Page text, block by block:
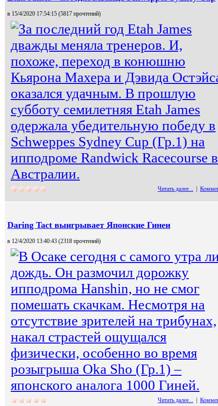
в 15/4/2020 17:54:15 (5817 прочтений)
За последний год Etah James
дважды меняла тренеров. И,
похоже, переход в конюшню
Кьярона Махера и Дэвида
оказался удачным. В прошлую
субботу семилетняя Etah James
одержала убедительную победу в
Schweppes Sydney Cup (Гр.1) на
ипподроме Randwick Racecourse в
Австралии.
Читать далее... |
Daring Tact выигрывает Японские Гинеи
в 12/4/2020 13:40:43 (2318 прочтений)
В Осаке сегодня с самого утра
дождь. Он размочил дорожку
ипподрома Hanshin, но не смог
помешать скачкам. Несмотря на
отсутствие зрителей на трибунах,
накал страстей ощущался
физически, особенно во время
розыгрыша Oka Sho (Гр.1) –
японского аналога 1000 Гиней.
Читать далее... |